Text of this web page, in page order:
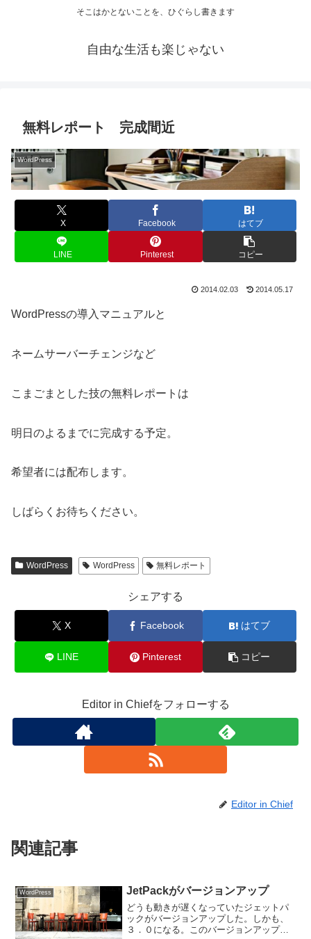
そこはかとないことを、ひぐらし書きます
自由な生活も楽じゃない
無料レポート 完成間近
WordPress
X Facebook はてブ
LINE Pinterest コピー
2014.02.03 2014.05.17
WordPressの導入マニュアルと
ネームサーバーチェンジなど
こまごまとした技の無料レポートは
明日のよるまでに完成する予定。
希望者には配布します。
しばらくお待ちください。
WordPress WordPress 無料レポート
シェアする
X Facebook はてブ
LINE Pinterest コピー
Editor in Chiefをフォローする
Editor in Chief
関連記事
WordPress JetPackがバージョンアップ
どうも動きが遅くなっていたジェットパ
ックがバージョンアップした。しかも、
３．０になる。このバージョンアップで